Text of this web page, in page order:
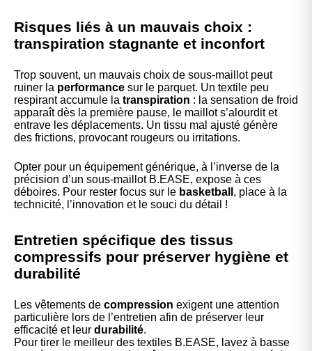
Risques liés à un mauvais choix :
transpiration stagnante et inconfort
Trop souvent, un mauvais choix de sous-maillot peut
ruiner la performance sur le parquet. Un textile peu
respirant accumule la transpiration : la sensation de froid
apparaît dès la première pause, le maillot s’alourdit et
entrave les déplacements. Un tissu mal ajusté génère
des frictions, provocant rougeurs ou irritations.
Opter pour un équipement générique, à l’inverse de la
précision d’un sous-maillot B.EASE, expose à ces
déboires. Pour rester focus sur le basketball , place à la
technicité, l’innovation et le souci du détail !
Entretien spécifique des tissus
compressifs pour préserver hygiène et
durabilité
Les vêtements de compression exigent une attention
particulière lors de l’entretien afin de préserver leur
efficacité et leur durabilité.
Pour tirer le meilleur des textiles B.EASE, lavez à basse